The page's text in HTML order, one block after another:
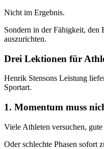
Nicht im Ergebnis.
Sondern in der Fähigkeit, den
auszurichten.
Drei Lektionen für
Henrik Stensons Leistung
Sportart.
1. Momentum muss
Viele Athleten versuchen, gute
Oder schlechte Phasen sofort